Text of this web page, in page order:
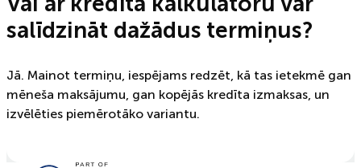
salīdzināt dažādus termiņus?
Jā. Mainot termiņu, iespējams redzēt, kā tas ietekmē gan
mēneša maksājumu, gan kopējās kredīta izmaksas, un
izvēlēties piemērotāko variantu.